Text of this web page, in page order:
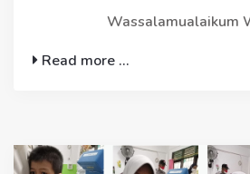
Wassalamualaikum
Read more ...